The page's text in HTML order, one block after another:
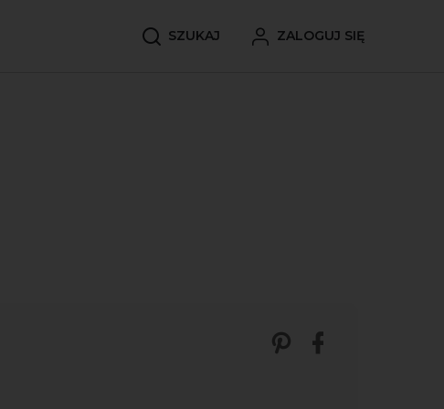
SZUKAJ ZALOGUJ SIĘ
Zobacz nasze
Udostępnij